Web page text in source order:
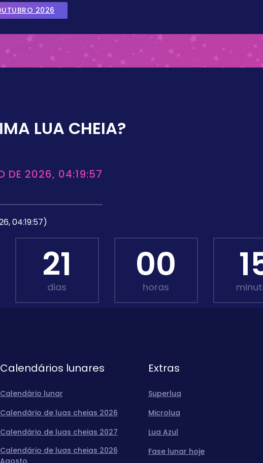
2026
LUA CHEIA?
DE 2026, 04:19:57
04:19:57)
21
dias
00
horas
Calendários lunares
Calendário lunar
Calendário de luas cheias 2026
Calendário de luas cheias 2027
Calendário de luas cheias 2026
Agosto
Extras
Superlua
Microlua
Lua Azul
Fase lunar hoje